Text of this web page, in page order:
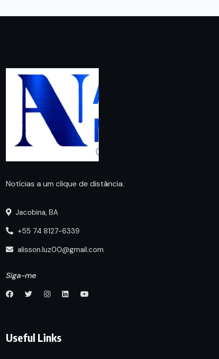
Notícias a um clique de distância.
Jacobina, BA
+55 74 8127-6339
alisson.luz00@gmail.com
Siga-me
Useful Links